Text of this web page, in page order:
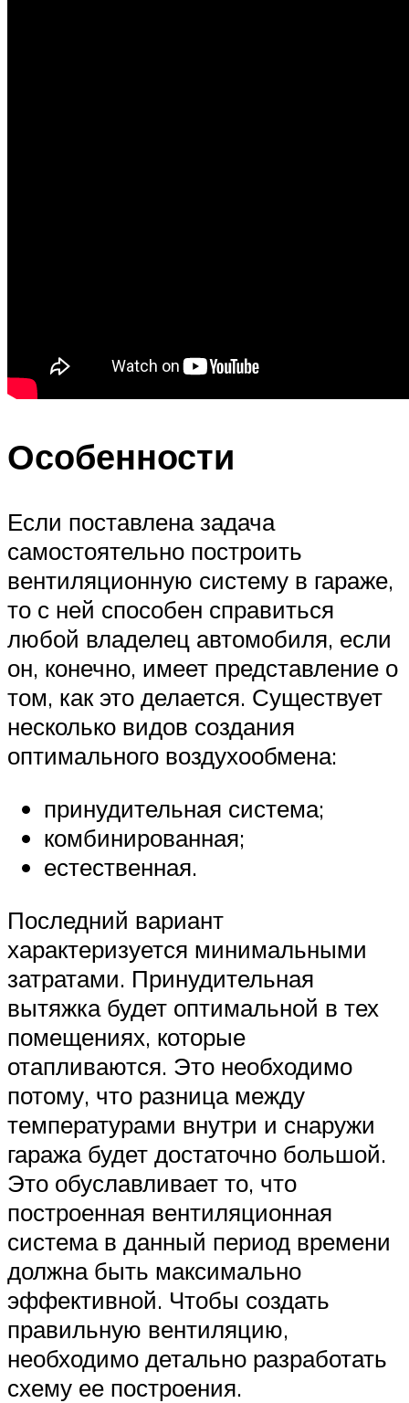
Особенности
Если поставлена задача
самостоятельно построить
вентиляционную систему в гараже,
то с ней способен справиться
любой владелец автомобиля, если
он, конечно, имеет представление о
том, как это делается. Существует
несколько видов создания
оптимального воздухообмена:
принудительная система;
комбинированная;
естественная.
Последний вариант
характеризуется минимальными
затратами. Принудительная
вытяжка будет оптимальной в тех
помещениях, которые
отапливаются. Это необходимо
потому, что разница между
температурами внутри и снаружи
гаража будет достаточно большой.
Это обуславливает то, что
построенная вентиляционная
система в данный период времени
должна быть максимально
эффективной. Чтобы создать
правильную вентиляцию,
необходимо детально разработать
схему ее построения.